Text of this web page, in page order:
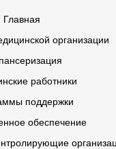
Главная
организации
работники
поддержки
обеспечение